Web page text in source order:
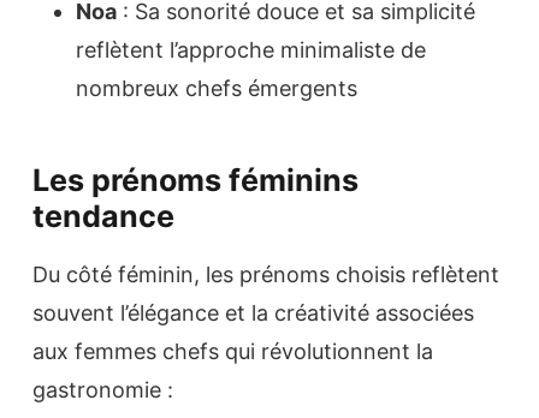
Noa : Sa sonorité douce et sa simplicité
reflètent l’approche minimaliste de
nombreux chefs émergents
Les prénoms féminins
tendance
Du côté féminin, les prénoms choisis reflètent
souvent l’élégance et la créativité associées
aux femmes chefs qui révolutionnent la
gastronomie :